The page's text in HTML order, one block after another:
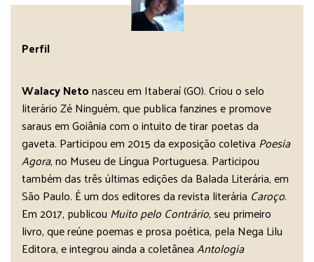
Perfil
Walacy Netonasceu em Itaberaí (GO). Criou o selo
literário Zé Ninguém, que publica fanzines e promove
saraus em Goiânia com o intuito de tirar poetas da
gaveta. Participou em 2015 da exposição coletiva Poesia
Agora, no Museu de Língua Portuguesa. Participou
também das três últimas edições da Balada Literária, em
São Paulo. É um dos editores da revista literária Caroço.
Em 2017, publicou Muito pelo Contrário, seu primeiro
livro, que reúne poemas e prosa poética, pela Nega Lilu
Editora, e integrou ainda a coletâneaAntologia